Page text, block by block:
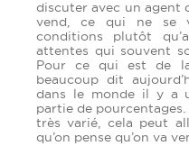
discuter avec un agent
vend, ce qui ne se
conditions plutôt
attentes qui souvent
Pour ce qui est de
beaucoup dit
dans le monde il y a
partie de pourcentages.
très varié, cela peut
qu’on pense qu’on va